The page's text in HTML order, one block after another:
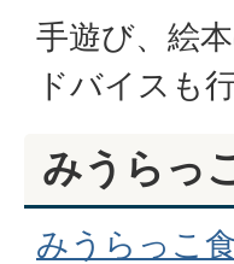
手遊び、絵
ドバイスも
みうらっ
みうらっこ